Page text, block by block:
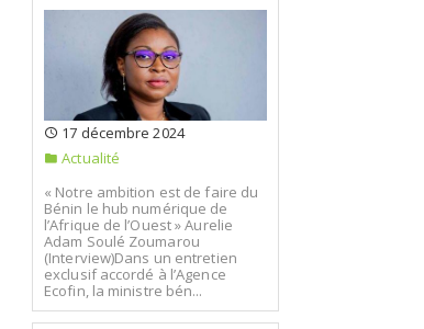
17 décembre 2024
Actualité
« Notre ambition est de faire du
Bénin le hub numérique de
l’Afrique de l’Ouest » Aurelie
Adam Soulé Zoumarou
(Interview)Dans un entretien
exclusif accordé à l’Agence
Ecofin, la ministre bén...